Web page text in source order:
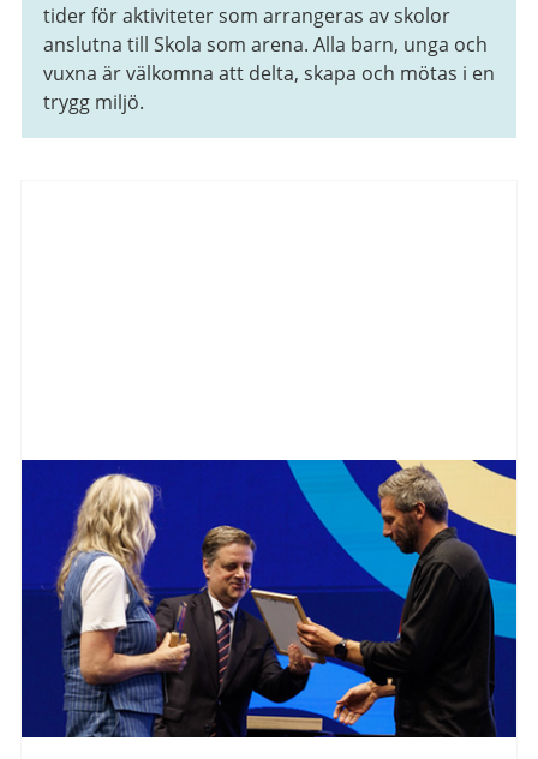
tider för aktiviteter som arrangeras av skolor
anslutna till Skola som arena. Alla barn, unga och
vuxna är välkomna att delta, skapa och mötas i en
trygg miljö.